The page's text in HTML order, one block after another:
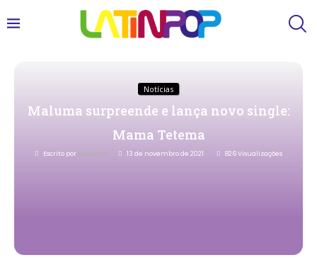
Notícias
Maluma surpreende e lança novo single:
Mama Tetema
Escrito por Redacao 13 de novembro de 2021 826Visualizações